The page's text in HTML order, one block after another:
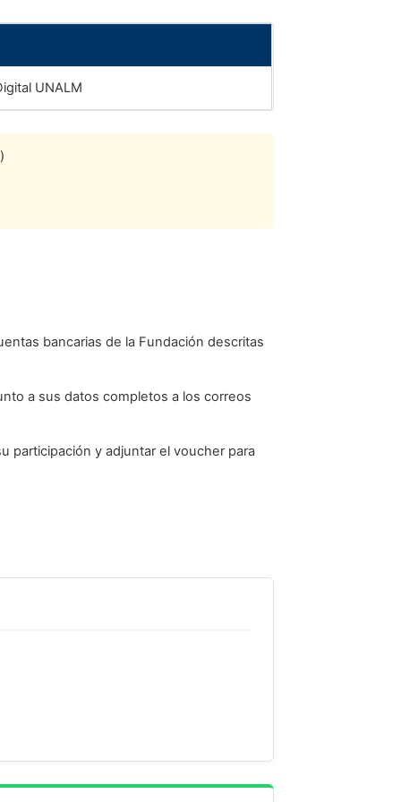
UNALM
bancarias de la Fundación descritas
a sus datos completos a los correos
participación y adjuntar el voucher para